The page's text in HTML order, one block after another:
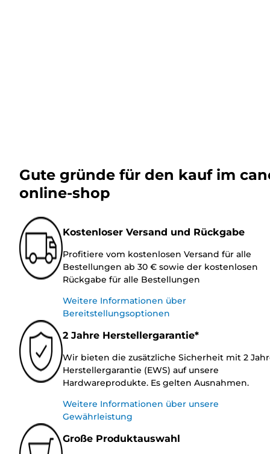
Gute gründe für den kauf im
online-shop
Kostenloser Versand und Rückgabe
Profitiere vom kostenlosen Versand für alle
Bestellungen ab 30 € sowie der kostenlosen
Rückgabe für alle Bestellungen
Weitere Informationen über
Bereitstellungsoptionen
2 Jahre Herstellergarantie*
Wir bieten die zusätzliche Sicherheit mit 2
Herstellergarantie (EWS) auf unsere
Hardwareprodukte. Es gelten Ausnahmen.
Weitere Informationen über unsere
Gewährleistung
Große Produktauswahl